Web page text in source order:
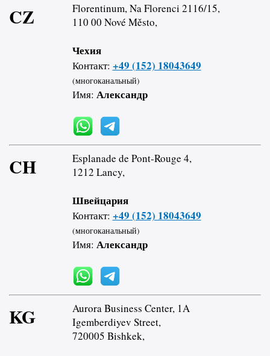
CZ
Florentinum, Na Florenci 2116/15,
110 00 Nové Město,
Чехия
Контакт: +49 (152) 18043649
(многоканальный)
Имя: Александр
CH
Esplanade de Pont-Rouge 4,
1212 Lancy,
Швейцария
Контакт: +49 (152) 18043649
(многоканальный)
Имя: Александр
KG
Aurora Business Center, 1A
Igemberdiyev Street,
720005 Bishkek,